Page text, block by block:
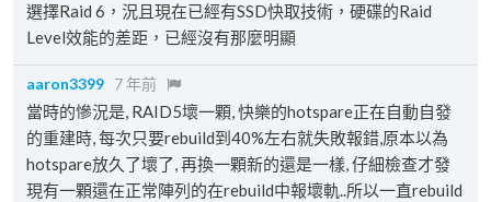
選擇Raid 6，況且現在已經有SSD快取技術，硬碟的Raid
Level效能的差距，已經沒有那麼明顯
aaron3399 7 年前
當時的慘況是, RAID5壞一顆, 快樂的hotspare正在自動自發
的重建時, 每次只要rebuild到40%左右就失敗報錯,原本以為
hotspare放久了壞了, 再換一顆新的還是一樣, 仔細檢查才發
現有一顆還在正常陣列的在rebuild中報壞軌..所以一直rebuild